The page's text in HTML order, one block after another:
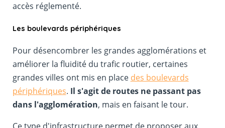
accès réglementé.
Les boulevards périphériques
Pour désencombrer les grandes agglomérations et
améliorer la fluidité du trafic routier, certaines
grandes villes ont mis en place des boulevards
périphériques. Il s'agit de routes ne passant pas
dans l'agglomération, mais en faisant le tour.